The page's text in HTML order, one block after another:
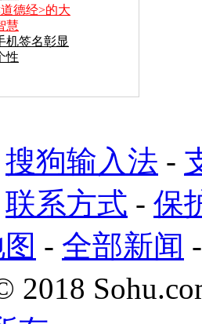
德经>的大
慧
机签名彰显
性
搜狗输入法 -
联系方式 - 保
- 全部新闻
2018